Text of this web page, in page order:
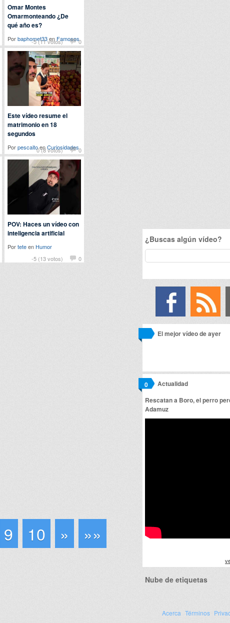
-5 (11 votos)
0
Omar Montes
Omarmonteando ¿De
qué año es?
Porbaphomet33en Famosos
0 (8 votos) 0
Este vídeo resume el
matrimonio en 18
segundos
PorpescaitoenCuriosidades
-5 (13 votos) 0
POV: Haces un vídeo con
inteligencia artificial
Porteteen Humor
9 10 » »»
¿Buscas algún vídeo?
El mejor vídeo de ayer
Actualidad
0
Rescatan a Boro, el perro
Adamuz
Nube de etiquetas
Acerca Términos